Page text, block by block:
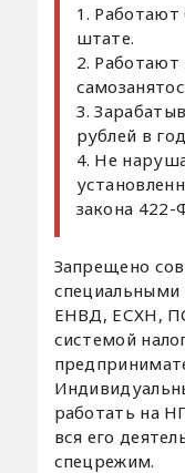
1. Работают
штате.
2. Работают
3.
рублей в
4. Не
закона 422-
Запрещено
ЕНВД, ЕСХН,
системой
работать на
вся его
спецрежим.